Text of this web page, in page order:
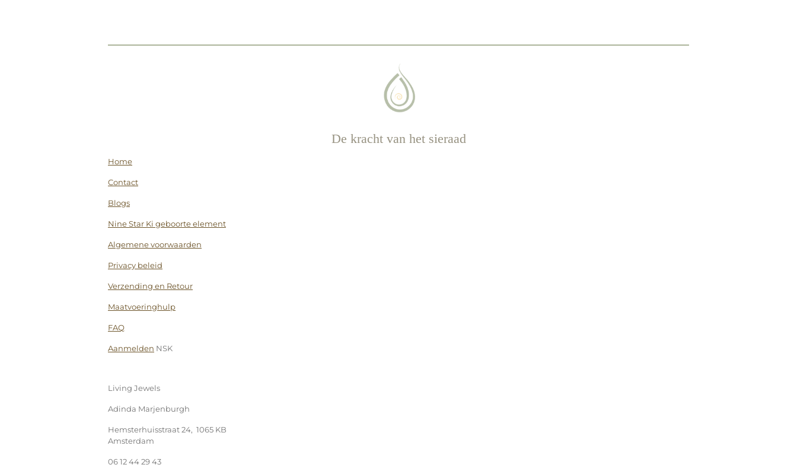
De kracht van het sieraad
Home
Contact
Blogs
Nine Star Ki geboorte element
Algemene voorwaarden
Privacy beleid
Verzending en Retour
Maatvoeringhulp
FAQ
Aanmelden NSK
Living Jewels
Adinda Marjenburgh
Hemsterhuisstraat 24, 1065 KB
Amsterdam
06 12 44 29 43